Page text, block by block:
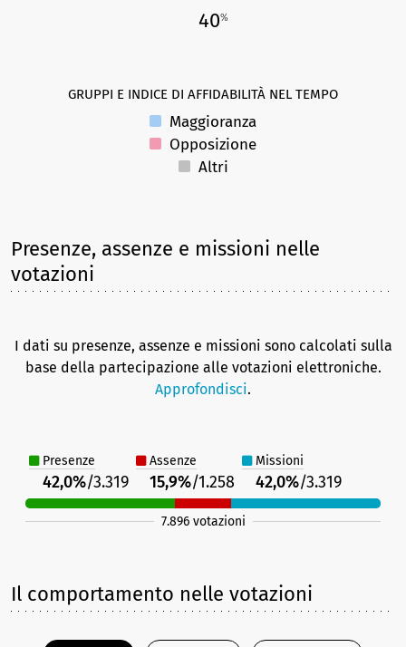
40%
GRUPPI E INDICE DI AFFIDABILITÀ NEL TEMPO
Maggioranza
Opposizione
Altri
Presenze, assenze e missioni nelle
votazioni
I dati su presenze, assenze e missioni sono calcolati sulla
base della partecipazione alle votazioni elettroniche.
Approfondisci.
Presenze Assenze Missioni
42,0%/3.319 15,9%/1.258 42,0%/3.319
7.896 votazioni
Il comportamento nelle votazioni